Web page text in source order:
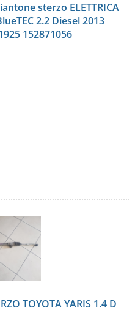
sterzo ELETTRICA
2.2 Diesel 2013
152871056
TOYOTA YARIS 1.4 D